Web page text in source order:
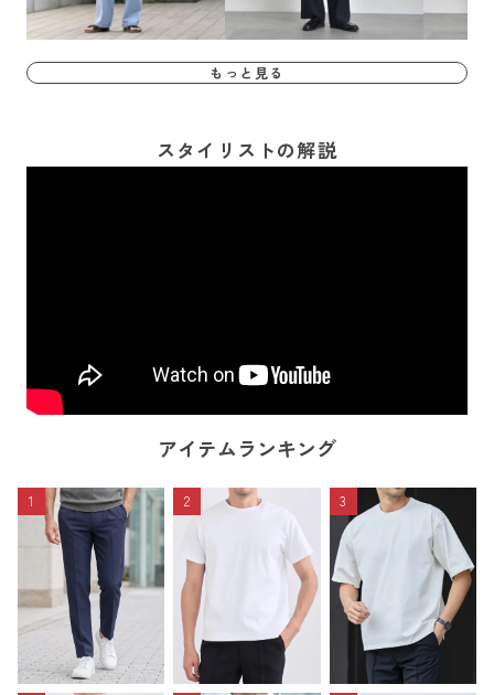
もっと見る
スタイリストの解説
アイテムランキング
1 2 3